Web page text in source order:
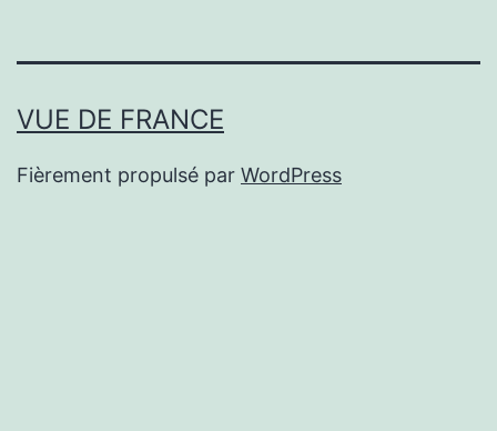
VUE DE FRANCE
Fièrement propulsé par WordPress